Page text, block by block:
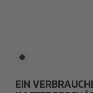
EIN